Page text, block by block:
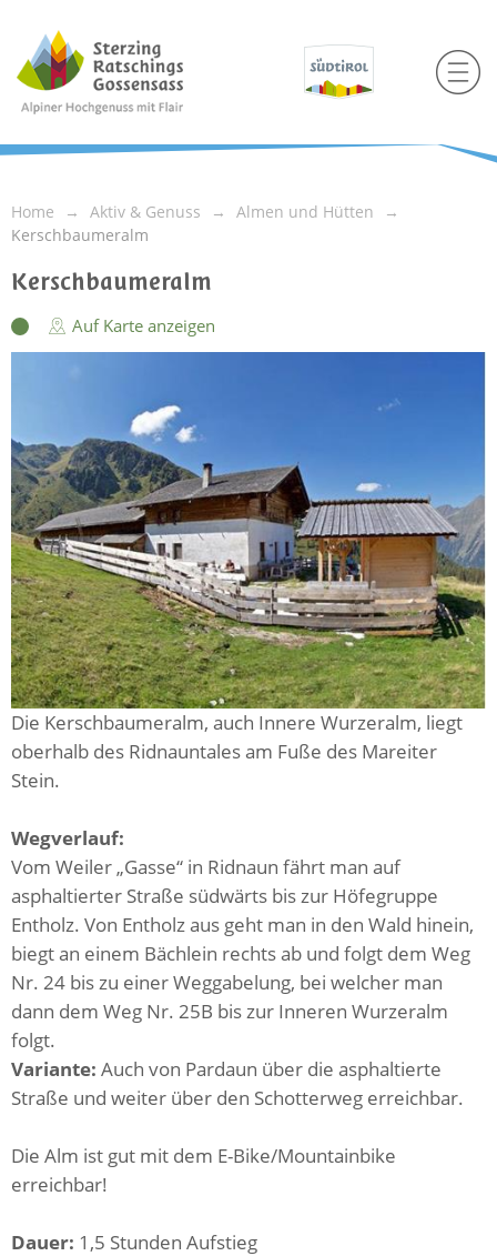
Home Aktiv & Genuss
Almen und Hütten
Kerschbaumeralm
Kerschbaumeralm
Auf Karte anzeigen
Die Kerschbaumeralm, auch Innere Wurzeralm, liegt
oberhalb des Ridnauntales am Fuße des Mareiter
Stein.
Wegverlauf:
Vom Weiler „Gasse“ in Ridnaun fährt man auf
asphaltierter Straße südwärts bis zur Höfegruppe
Entholz. Von Entholz aus geht man in den Wald hinein,
biegt an einem Bächlein rechts ab und folgt dem Weg
Nr. 24 bis zu einer Weggabelung, bei welcher man
dann dem Weg Nr. 25B bis zur Inneren Wurzeralm
folgt.
Variante: Auch von Pardaun über die asphaltierte
Straße und weiter über den Schotterweg erreichbar.
Die Alm ist gut mit dem E-Bike/Mountainbike
erreichbar!
Dauer: 1,5 Stunden Aufstieg